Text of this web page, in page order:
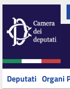
Deputati Organi